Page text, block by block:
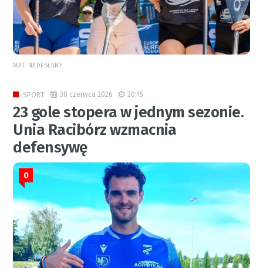
MAT. NADESŁANY
SPORT 30 czerwca 2026 20:15
23 gole stopera w jednym sezonie.
Unia Racibórz wzmacnia
defensywę
0